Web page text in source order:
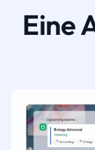
Eine